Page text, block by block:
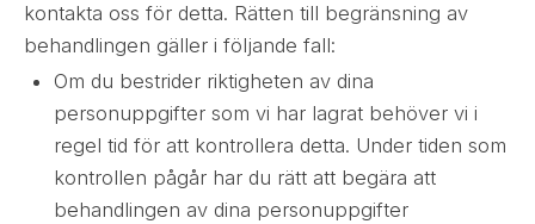
kontakta oss för detta. Rätten till begränsning av
behandlingen gäller i följande fall:
Om du bestrider riktigheten av dina
personuppgifter som vi har lagrat behöver vi i
regel tid för att kontrollera detta. Under tiden som
kontrollen pågår har du rätt att begära att
behandlingen av dina personuppgifter